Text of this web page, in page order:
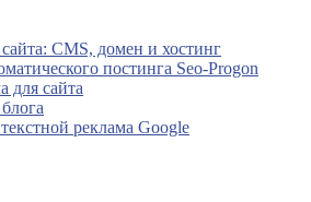
CMS, домен и хостинг
постинга Seo-Progon
для сайта
реклама Google